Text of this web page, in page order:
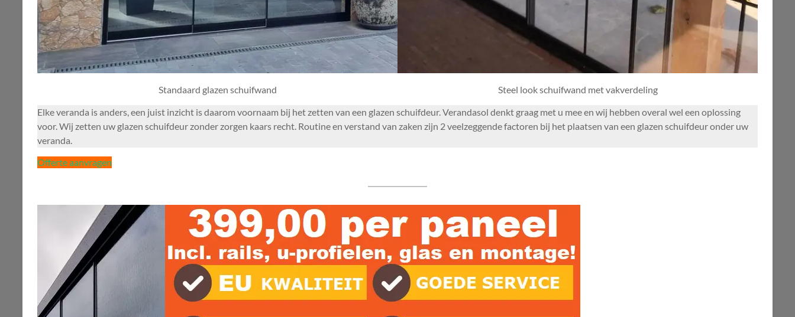
Standaard glazen schuifwand
Steel look schuifwand met vakverdeling
Elke veranda is anders, een juist inzicht is daarom voornaam bij het zetten van een glazen schuifdeur. Verandasol denkt graag met u mee en wij hebben overal wel een oplossing
voor. Wij zetten uw glazen schuifdeur zonder zorgen kaars recht. Routine en verstand van zaken zijn 2 veelzeggende factoren bij het plaatsen van een glazen schuifdeur onder uw
veranda.
Offerte aanvragen